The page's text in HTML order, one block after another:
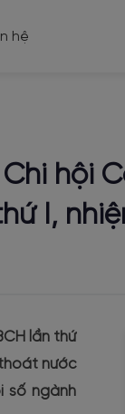
hệ
hội
I,
lần thứ
nước
số ngành